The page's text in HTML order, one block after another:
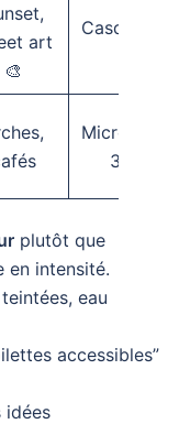
art
🎨
Casque
Micro-
30–45
plutôt que
en intensité.
eau
accessibles”
idées